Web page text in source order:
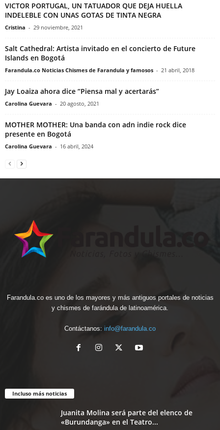
VICTOR PORTUGAL, UN TATUADOR QUE DEJA HUELLA
INDELEBLE CON UNAS GOTAS DE TINTA NEGRA
Cristina - 29 noviembre, 2021
Salt Cathedral: Artista invitado en el concierto de Future
Islands en Bogotá
Farandula.co Noticias Chismes de Farandula y famosos - 21 abril, 2018
Jay Loaiza ahora dice “Piensa mal y acertarás”
Carolina Guevara - 20 agosto, 2021
MOTHER MOTHER: Una banda con adn indie rock dice
presente en Bogotá
Carolina Guevara - 16 abril, 2024
Farandula.co es uno de los mayores y más antiguos portales de noticias
y chismes de farándula de latinoamérica.
Contáctanos: info@farandula.co
Incluso más noticias
Juanita Molina será parte del elenco de
«Burundanga» en el Teatro...